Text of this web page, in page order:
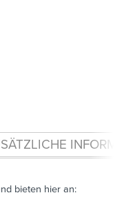
bieten hier an: